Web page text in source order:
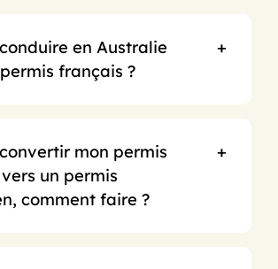
en Australie
français ?
mon permis
un permis
comment faire ?